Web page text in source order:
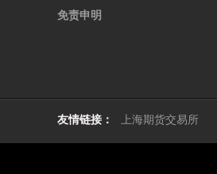
免责申明
友情链接： 上海期货交易所